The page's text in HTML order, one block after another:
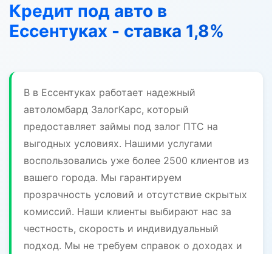
Кредит под авто в
Ессентуках - ставка 1,8%
В в Ессентуках работает надежный
автоломбард ЗалогКарс, который
предоставляет займы под залог ПТС на
выгодных условиях. Нашими услугами
воспользовались уже более 2500 клиентов из
вашего города. Мы гарантируем
прозрачность условий и отсутствие скрытых
комиссий. Наши клиенты выбирают нас за
честность, скорость и индивидуальный
подход. Мы не требуем справок о доходах и